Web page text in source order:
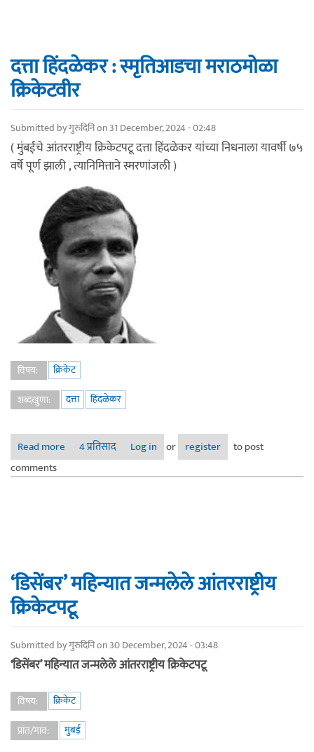
दत्ता हिंदळेकर : स्मृतिआडचा मराठमोळा
क्रिकेटवीर
Submitted byगुरुदिनिon 31 December, 2024 - 02:48
( मुंबईचे आंतरराष्ट्रीय क्रिकेटपटू दत्ता हिंदळेकर यांच्या निधनाला यावर्षी ७५
वर्षे पूर्ण झाली , त्यानिमित्ताने स्मरणांजली )
विषय:
क्रिकेट
शब्दखुणा:
दत्ता हिंदळेकर
Read more about दत्ता हिंदळेकर : स्मृतिआडचा मराठमोळा क्रिकेटवीर
4 प्रतिसाद Log in or register
to post
comments
‘डिसेंबर’ महिन्यात जन्मलेले आंतरराष्ट्रीय
क्रिकेटपटू
Submitted byगुरुदिनिon 30 December, 2024 - 03:48
‘डिसेंबर’ महिन्यात जन्मलेले आंतरराष्ट्रीय क्रिकेटपटू
विषय:
क्रिकेट
प्रांत/गाव:
मुंबई